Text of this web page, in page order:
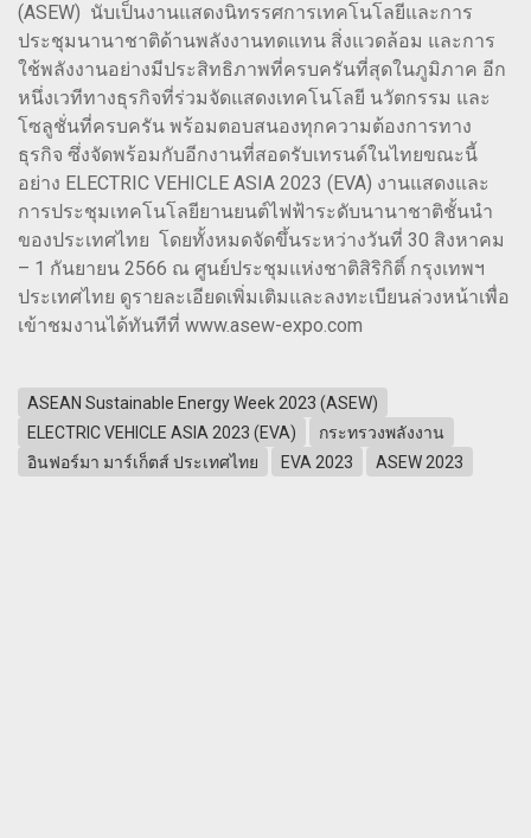
(ASEW) นับเป็นงานแสดงนิทรรศการเทคโนโลยีและการ
ประชุมนานาชาติด้านพลังงานทดแทน สิ่งแวดล้อม และการ
ใช้พลังงานอย่างมีประสิทธิภาพที่ครบครันที่สุดในภูมิภาค อีก
หนึ่งเวทีทางธุรกิจที่ร่วมจัดแสดงเทคโนโลยี นวัตกรรม และ
โซลูชั่นที่ครบครัน พร้อมตอบสนองทุกความต้องการทาง
ธุรกิจ ซึ่งจัดพร้อมกับอีกงานที่สอดรับเทรนด์ในไทยขณะนี้
อย่าง ELECTRIC VEHICLE ASIA 2023 (EVA) งานแสดงและ
การประชุมเทคโนโลยียานยนต์ไฟฟ้าระดับนานาชาติชั้นนำ
ของประเทศไทย โดยทั้งหมดจัดขึ้นระหว่างวันที่ 30 สิงหาคม
– 1 กันยายน 2566 ณ ศูนย์ประชุมแห่งชาติสิริกิติ์ กรุงเทพฯ
ประเทศไทย ดูรายละเอียดเพิ่มเติมและลงทะเบียนล่วงหน้าเพื่อ
เข้าชมงานได้ทันทีที่ www.asew-expo.com
ASEAN Sustainable Energy Week 2023 (ASEW)
ELECTRIC VEHICLE ASIA 2023 (EVA)
กระทรวงพลังงาน
อินฟอร์มา มาร์เก็ตส์ ประเทศไทย
EVA 2023 ASEW 2023